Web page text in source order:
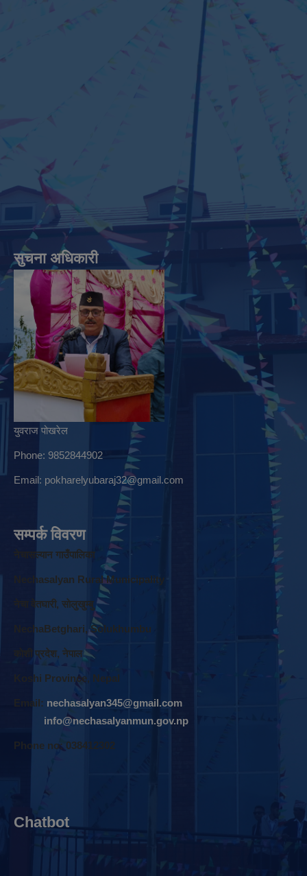
सुचना अधिकारी
युवराज पोखरेल
Phone: 9852844902
Email: pokharelyubaraj32@gmail.com
सम्पर्क विवरण
नेचासल्यान गाउँपालिका
Nechasalyan Rural Municipality
नेचा वेतघारी, साेलुखुम्बु
NechaBetghari, Solukhumbu
काेशी प्रदेश, नेपाल
Koshi Province, Nepal
Email: nechasalyan345@gmail.com
info@nechasalyanmun.gov.np
Phone no: 038412302
Chatbot